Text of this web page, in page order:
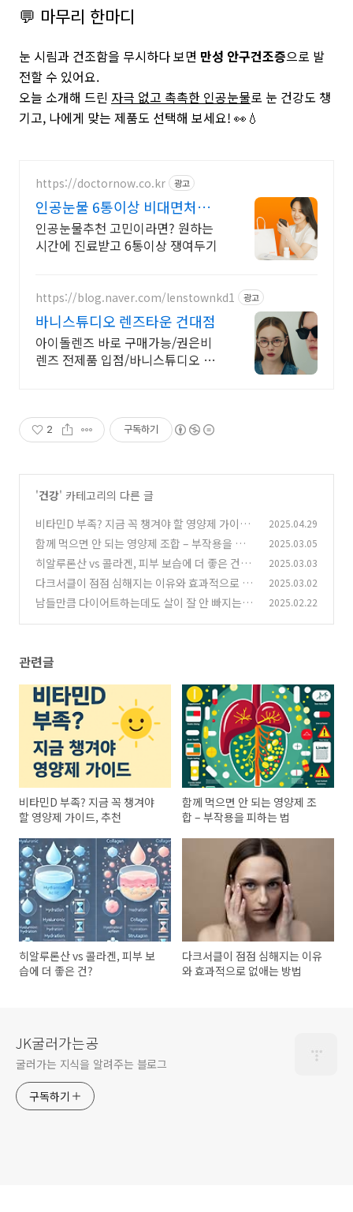
💬 마무리 한마디
눈 시림과 건조함을 무시하다 보면 만성 안구건조증으로 발
전할 수 있어요.
오늘 소개해 드린 자극 없고 촉촉한 인공눈물로 눈 건강도 챙
기고, 나에게 맞는 제품도 선택해 보세요! 👀💧
https://doctornow.co.kr 광고
인공눈물 6통이상 비대면처방 6
통 이상 한번에 처방 가능
인공눈물추천 고민이라면? 원하는
시간에 진료받고 6통이상 쟁여두기
https://blog.naver.com/lenstownkd1 광고
바니스튜디오 렌즈타운 건대점
아이돌렌즈 바로 구매가능/권은비
렌즈 전제품 입점/바니스튜디오 안
2 구독하기
'건강' 카테고리의 다른 글
비타민D 부족? 지금 꼭 챙겨야 할 영양제 가이드,
추천
(0)
2025.04.29
함께 먹으면 안 되는 영양제 조합 – 부작용을 피
하는 법 (1)
2025.03.05
히알루론산 vs 콜라겐, 피부 보습에 더 좋은 건?
(0)
2025.03.03
다크서클이 점점 심해지는 이유와 효과적으로 없
애는 방법
(0)
2025.03.02
남들만큼 다이어트하는데도 살이 잘 안 빠지는 뜻
2025.02.22
관련글
비타민D 부족? 지금 꼭 챙겨야
할 영양제 가이드, 추천
함께 먹으면 안 되는 영양제 조
합 – 부작용을 피하는 법
히알루론산 vs 콜라겐, 피부 보
습에 더 좋은 건?
다크서클이 점점 심해지는 이유
와 효과적으로 없애는 방법
JK굴러가는공
굴러가는 지식을 알려주는 블로그
구독하기